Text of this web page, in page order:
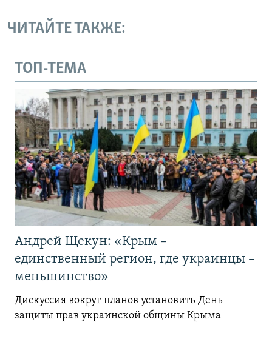
ЧИТАЙТЕ ТАКЖЕ:
ТОП-ТЕМА
Андрей Щекун: «Крым –
единственный регион, где украинцы –
меньшинство»
Дискуссия вокруг планов установить День
защиты прав украинской общины Крыма